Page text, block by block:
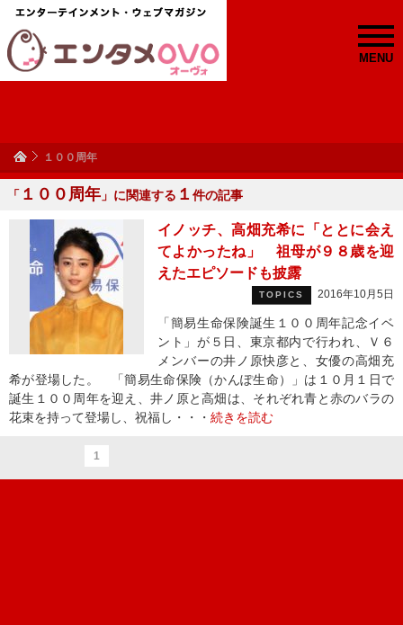
MENU
１００周年
「 １００周年 」に関連する １ 件の記事
イノッチ、高畑充希に「ととに会え
てよかったね」 祖母が９８歳を迎
えたエピソードも披露
TOPICS 2016年10月5日
「簡易生命保険誕生１００周年記念イベ
ント」が５日、東京都内で行われ、Ｖ６
メンバーの井ノ原快彦と、女優の高畑充
希が登場した。 「簡易生命保険（かんぽ生命）」は１０月１日で
誕生１００周年を迎え、井ノ原と高畑は、それぞれ青と赤のバラの
花束を持って登場し、祝福し・・・ 続きを読む
1